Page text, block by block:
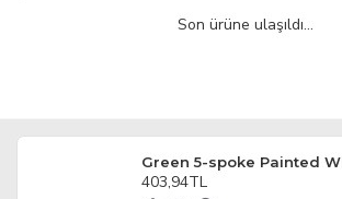
Son ürüne ulaşıldı...
403,94TL